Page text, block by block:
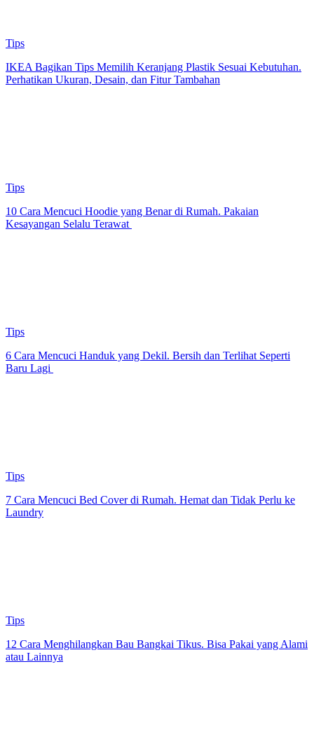
Tips
IKEA Bagikan Tips Memilih Keranjang Plastik Sesuai Kebutuhan.
Perhatikan Ukuran, Desain, dan Fitur Tambahan
Tips
10 Cara Mencuci Hoodie yang Benar di Rumah. Pakaian
Kesayangan Selalu Terawat
Tips
6 Cara Mencuci Handuk yang Dekil. Bersih dan Terlihat Seperti
Baru Lagi
Tips
7 Cara Mencuci Bed Cover di Rumah. Hemat dan Tidak Perlu ke
Laundry
Tips
12 Cara Menghilangkan Bau Bangkai Tikus. Bisa Pakai yang Alami
atau Lainnya